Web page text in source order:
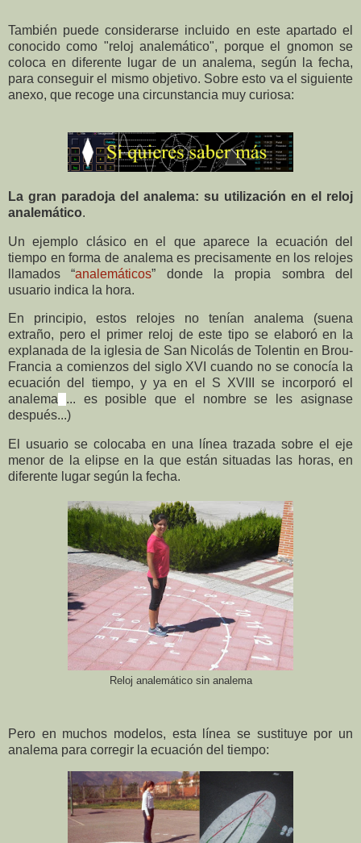
También puede considerarse incluido en este apartado el
conocido como "reloj analemático", porque el gnomon se
coloca en diferente lugar de un analema, según la fecha,
para conseguir el mismo objetivo. Sobre esto va el siguiente
anexo, que recoge una circunstancia muy curiosa:
La gran paradoja del analema: su utilización en el reloj
analemático.
Un ejemplo clásico en el que aparece la ecuación del
tiempo en forma de analema es precisamente en los relojes
llamados “analemáticos” donde la propia sombra del
usuario indica la hora.
En principio, estos relojes no tenían analema (suena
extraño, pero el primer reloj de este tipo se elaboró en la
explanada de la iglesia de San Nicolás de Tolentin en Brou-
Francia a comienzos del siglo XVI cuando no se conocía la
ecuación del tiempo, y ya en el S XVIII se incorporó el
analema
... es posible que el nombre se les asignase
después...)
El usuario se colocaba en una línea trazada sobre el eje
menor de la elipse en la que están situadas las horas, en
diferente lugar según la fecha.
Reloj analemático sin analema
Pero en muchos modelos, esta línea se sustituye por un
analema para corregir la ecuación del tiempo: